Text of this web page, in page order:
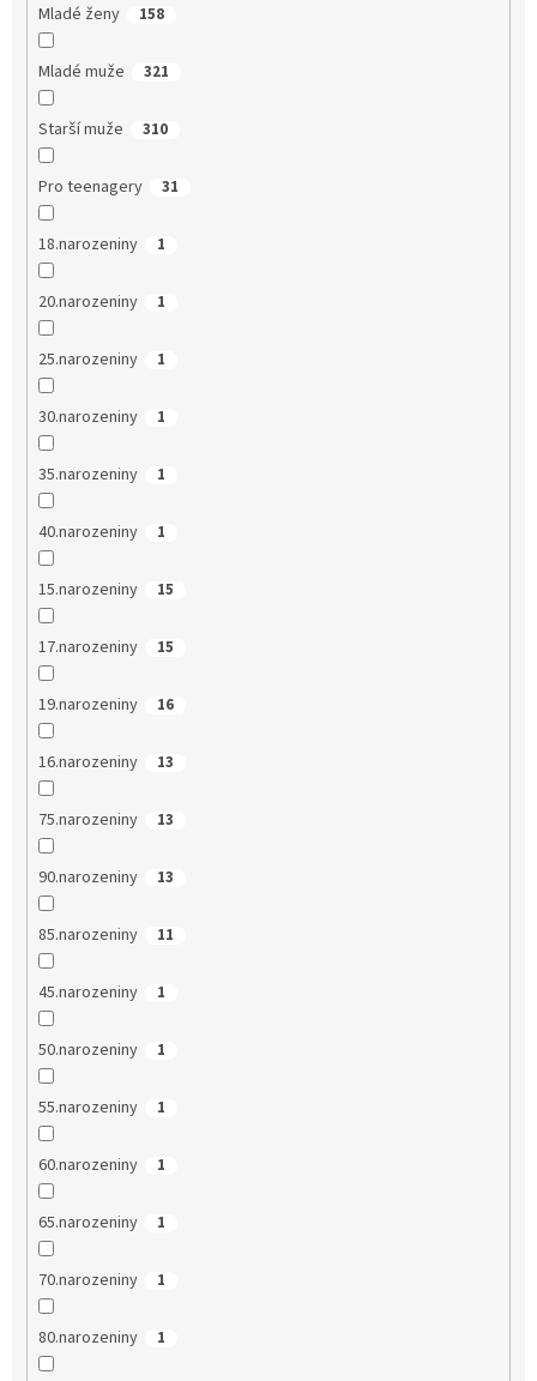
Mladé ženy 158
Mladé muže 321
Starší muže 310
Pro teenagery 31
18.narozeniny 1
20.narozeniny 1
25.narozeniny 1
30.narozeniny 1
35.narozeniny 1
40.narozeniny 1
15.narozeniny 15
17.narozeniny 15
19.narozeniny 16
16.narozeniny 13
75.narozeniny 13
90.narozeniny 13
85.narozeniny 11
45.narozeniny 1
50.narozeniny 1
55.narozeniny 1
60.narozeniny 1
65.narozeniny 1
70.narozeniny 1
80.narozeniny 1